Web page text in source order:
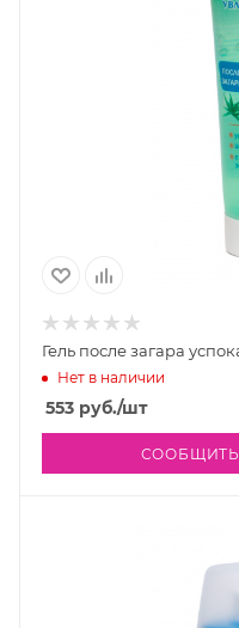
Гель после загара
Нет в наличии
553 руб./шт